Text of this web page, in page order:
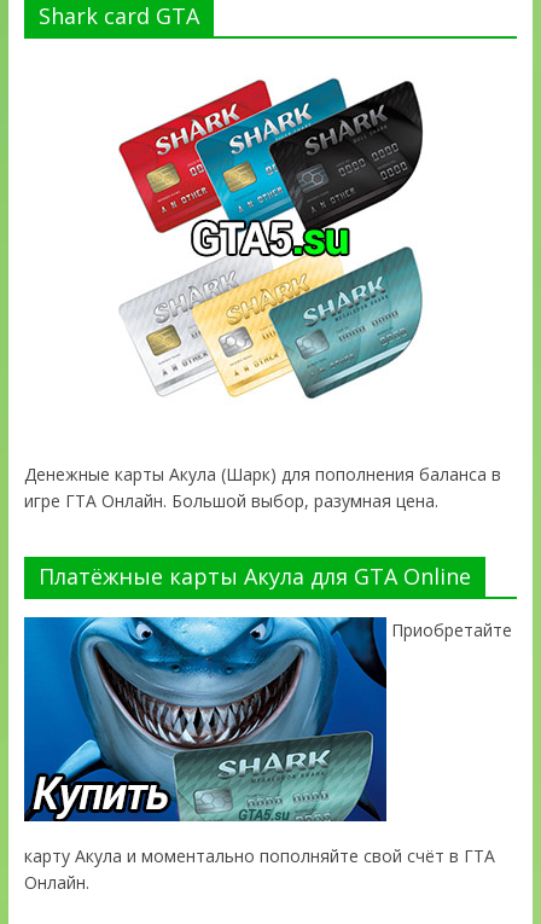
Shark card GTA
Денежные карты Акула (Шарк) для пополнения баланса в
игре ГТА Онлайн. Большой выбор, разумная цена.
Платёжные карты Акула для GTA Online
Приобретайте
карту Акула и моментально пополняйте свой счёт в ГТА
Онлайн.